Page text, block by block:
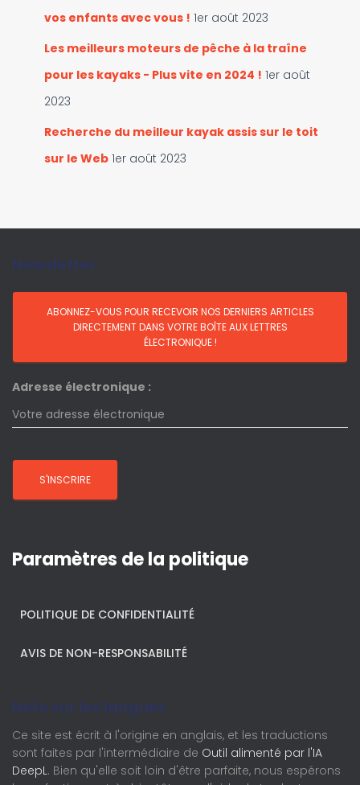
vos enfants avec vous ! 1er août 2023
Les meilleurs moteurs de pêche à la traîne
pour les kayaks - Plus vite en 2024 ! 1er août
2023
Recherche du meilleur kayak assis sur le toit
sur le Web 1er août 2023
Newsletter
Adresse électronique :
Paramètres de la politique
POLITIQUE DE CONFIDENTIALITÉ
AVIS DE NON-RESPONSABILITÉ
Note sur les langues
Ce site est écrit à l'origine en anglais, et les traductions
sont faites par l'intermédiaire de Outil alimenté par l'IA
DeepL. Bien qu'elle soit loin d'être parfaite, nous espérons